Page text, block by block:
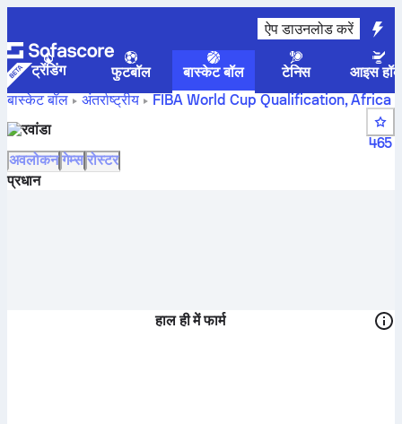
ऐप डाउनलोड करें
ट्रेंडिंग फुटबॉल बास्केट बॉल टेनिस
आइस
बास्केट बॉल
अंतर्राष्ट्रीय
FIBA World Cup Qualification, Africa
रवांडा
465
अवलोकन गेम्स रोस्टर
प्रधान
हाल ही में फार्म